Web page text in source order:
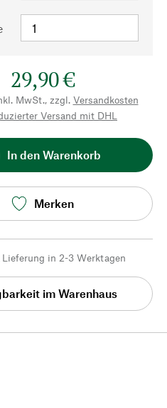
29,90 €
MwSt., zzgl. Versandkosten
Versand mit DHL
In den Warenkorb
Merken
Lieferung in 2-3 Werktagen
im Warenhaus